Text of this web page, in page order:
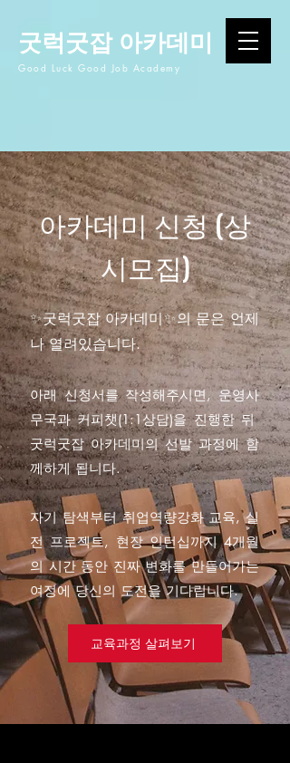
굿럭굿잡 아카데미
Good Luck Good Job Academy
아카데미 신청 (상
시모집)
✨굿럭굿잡 아카데미✨의 문은 언제
나 열려있습니다.
​아래 신청서를 작성해주시면, 운영사
무국과 커피챗(1:1상담)을 진행한 뒤
굿럭굿잡 아카데미의 선발 과정에 함
께하게 됩니다.
자기 탐색부터 취업역량강화 교육, 실
전 프로젝트, 현장 인턴십까지 4개월
의 시간 동안 진짜 변화를 만들어가는
여정에 당신의 도전을 기다립니다.
교육과정 살펴보기